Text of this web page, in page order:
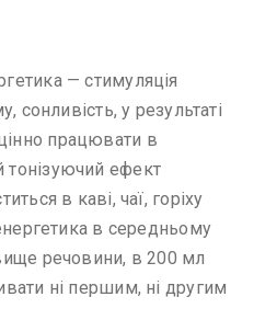
— стимуляція
сонливість, у результаті
працювати в
ефект
в каві, чаї, горіху
в середньому
речовини, в 200 мл
ні першим, ні другим